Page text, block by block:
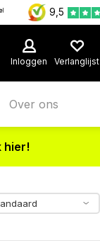
9,5
Inloggen Verlanglijst
Over ons
hier!